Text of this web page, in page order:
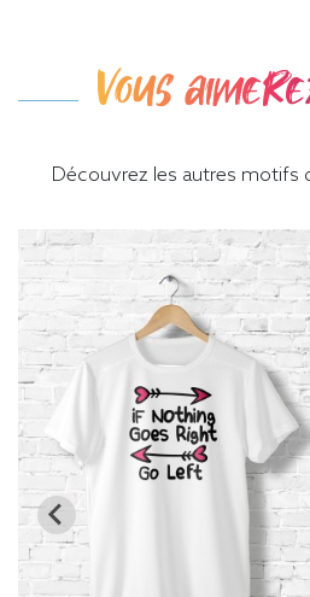
Vous
Découvrez les autres motifs